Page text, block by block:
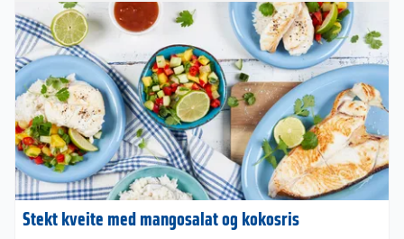
Stekt kveite med mangosalat og kokosris